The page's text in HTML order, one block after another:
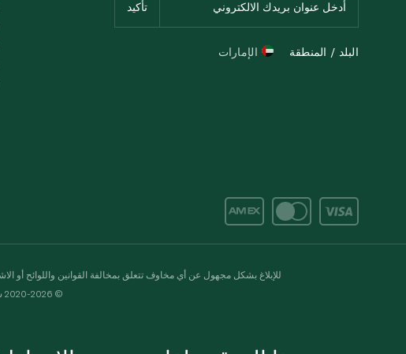
البلد / المنطقة الإمارات
للإبلاغ بشكل مجهول عن أي مخاوف تتعلق بمخالفة القوانين واللوائح أو
© 2020-2026 سبينس. كل الحقوق محفوظة